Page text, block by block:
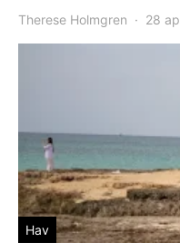
Therese Holmgren 28
Hav